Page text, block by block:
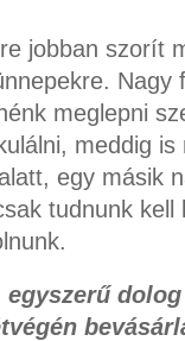
jobban szorít
Nagy
meglepni
meddig
egy másik
tudnunk kell